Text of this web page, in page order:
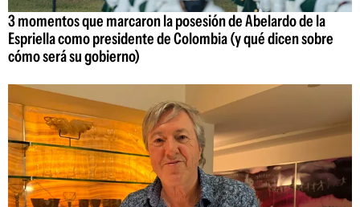
3 momentos que marcaron la posesión de Abelardo de la
Espriella como presidente de Colombia (y qué dicen sobre
cómo será su gobierno)